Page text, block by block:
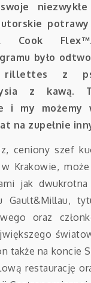
Cook
było
rillettes z
z kawą.
i my możemy
na zupełnie
ceniony szef
Krakowie,
jak
Gault&Millau,
oraz
także na koncie
restaurację